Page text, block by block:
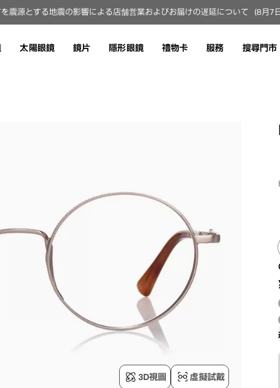
を震源とする地震の影響による店舗営業およびお届けの遅延について（8月7
太陽眼鏡 鏡片 隱形眼鏡 禮物卡 服務 搜尋門市
3D視圖 虛擬試戴